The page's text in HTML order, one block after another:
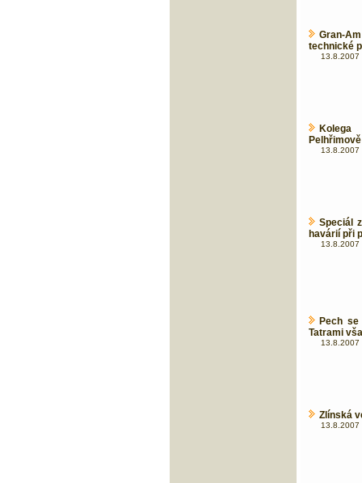
Gran-
technické
13.8.2007
13.8.2007
Speciál
havárií při
13.8.2007
Pech
Tatrami
13.8.2007
Zlínská
13.8.2007